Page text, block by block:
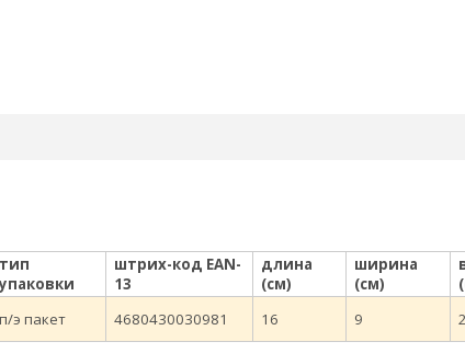
тип
упаковки
штрих-код EAN-
13
длина
(см)
ширина
(см)
п/э пакет 4680430030981 16 9